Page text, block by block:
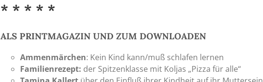
* * * * *
ALS PRINTMAGAZIN UND ZUM DOWNLOADEN
Ammenmärchen: Kein Kind kann/muß schlafen lernen
Familienrezept: der Spitzenklasse mit Koljas „Pizza für alle“